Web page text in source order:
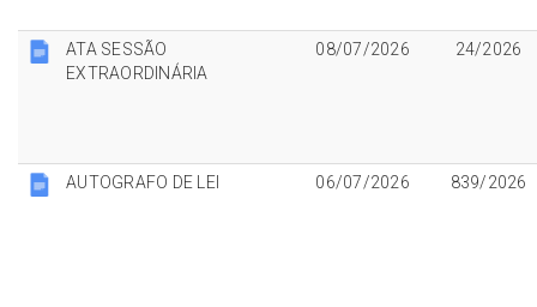
ATA SESSÃO
EXTRAORDINÁRIA
08/07/2026 24/2026
AUTOGRAFO DE LEI 06/07/2026 839/2026